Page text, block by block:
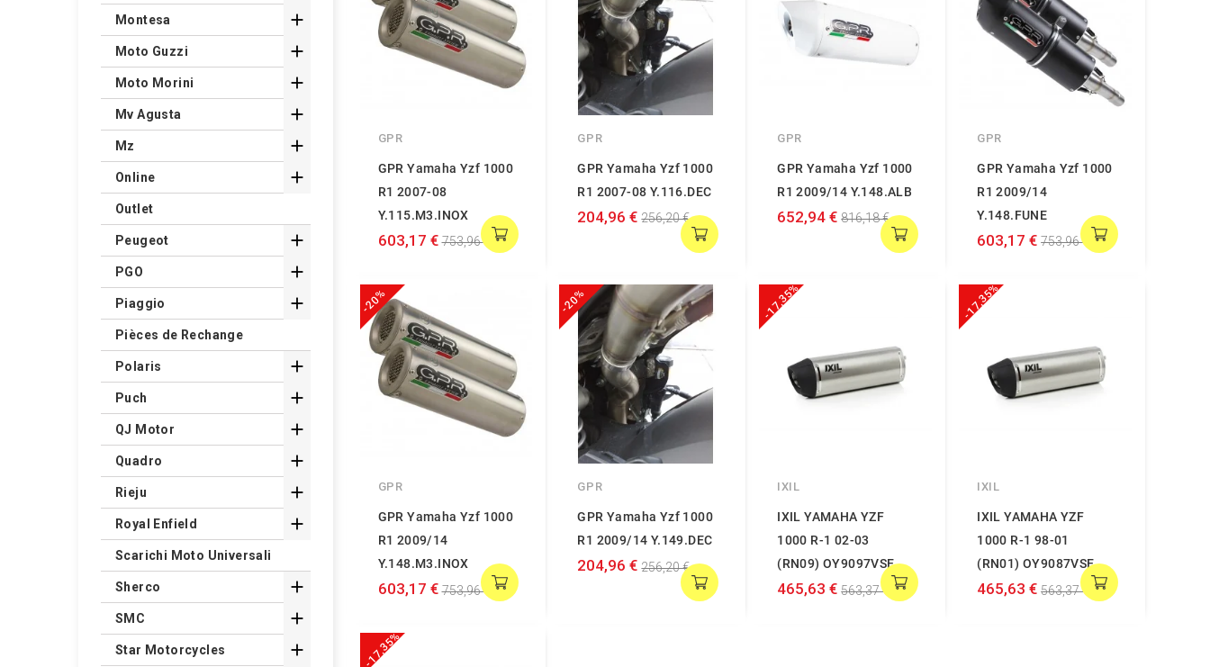
GPR
GPR Yamaha Yzf 1000
R1 2007-08
Y.115.M3.INOX
603,17 € 753,96 €
GPR
GPR Yamaha Yzf 1000
R1 2007-08 Y.116.DEC
204,96 € 256,20 €
GPR
GPR Yamaha Yzf 1000
R1 2009/14 Y.148.ALB
652,94 € 816,18 €
GPR
GPR Yamaha Yzf 1000
R1 2009/14
Y.148.FUNE
603,17 € 753,96 €
-20%
GPR
GPR Yamaha Yzf 1000
R1 2009/14
Y.148.M3.INOX
603,17 € 753,96 €
-20%
GPR
GPR Yamaha Yzf 1000
R1 2009/14 Y.149.DEC
204,96 € 256,20 €
-17,35%
IXIL
IXIL YAMAHA YZF
1000 R-1 02-03
(RN09) OY9097VSE
465,63 € 563,37 €
-17,35%
IXIL
IXIL YAMAHA YZF
1000 R-1 98-01
(RN01) OY9087VSE
465,63 € 563,37 €
-17,35%
Montesa 
Moto Guzzi 
Moto Morini 
Mv Agusta 
Mz 
Online 
Outlet
Peugeot 
PGO 
Piaggio 
Pièces de Rechange
Polaris 
Puch 
QJ Motor 
Quadro 
Rieju 
Royal Enfield 
Scarichi Moto Universali
Sherco 
SMC 
Star Motorcycles 